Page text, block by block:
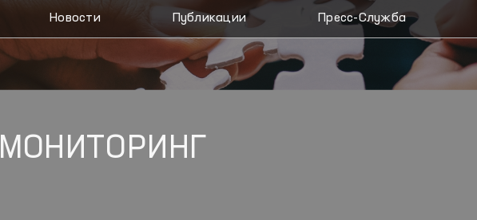
Новости Публикации Пресс-Служба
МОНИТОРИНГ